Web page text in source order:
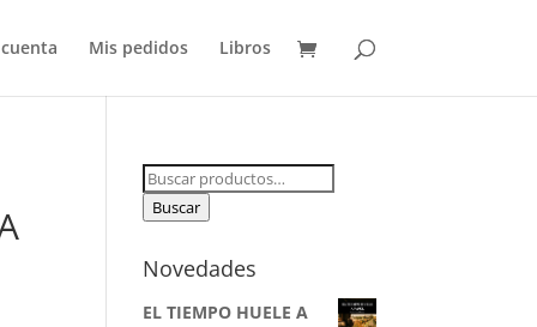
Mis pedidos Libros
Buscar
por:
Buscar
Novedades
EL TIEMPO HUELE A